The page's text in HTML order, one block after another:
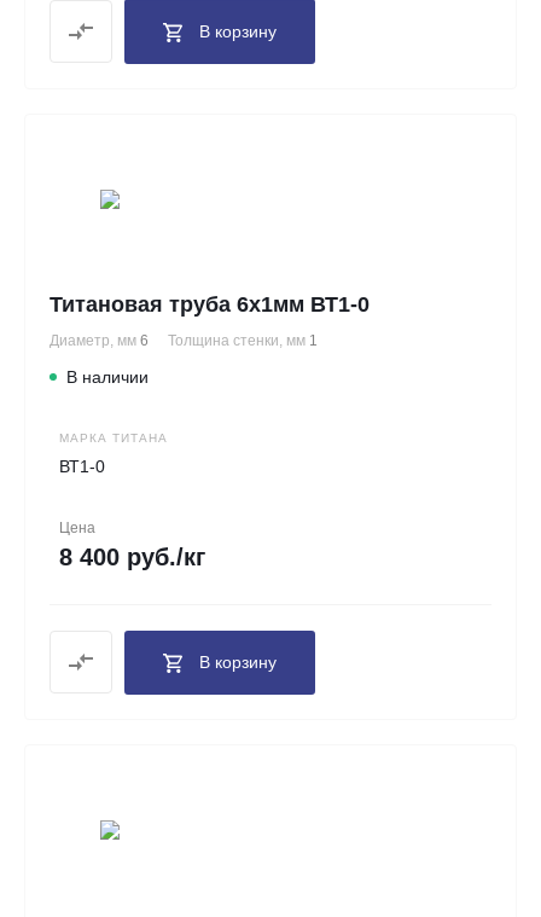
В корзину
Титановая труба 6х1мм ВТ1-0
Диаметр, мм 6 Толщина стенки, мм 1
В наличии
МАРКА ТИТАНА
ВТ1-0
Цена
8 400 руб./кг
В корзину